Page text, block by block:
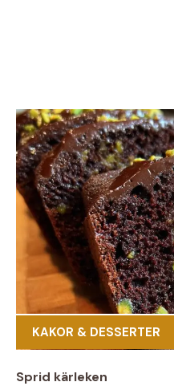
KAKOR & DESSERTER
Sprid kärleken